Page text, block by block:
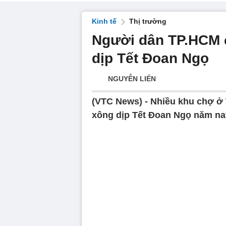
Kinh tế Thị trường
Người dân
dịp Tết Đoan Ngọ
NGUYỄN LIẾN
(VTC News) - Nhiều khu chợ ở
xông dịp Tết Đoan Ngọ năm